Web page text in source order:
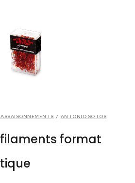
ASSAISONNEMENTS / ANTONIO SOTOS
format